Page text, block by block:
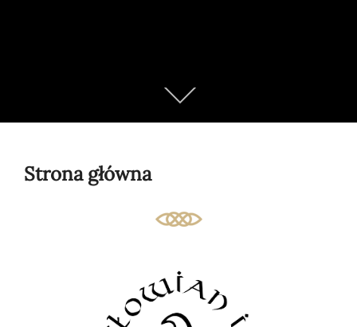
Scroll
down
Strona główna